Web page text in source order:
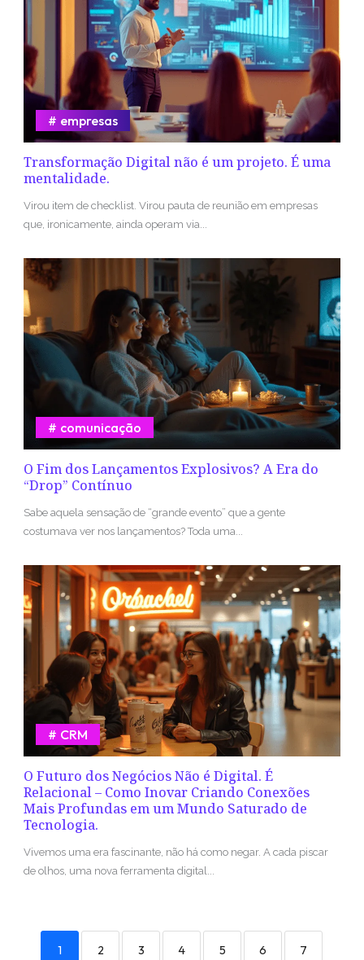
Transformação Digital não é um projeto. É uma
mentalidade.
empresas
Virou item de checklist. Virou pauta de reunião em empresas
que, ironicamente, ainda operam via...
O Fim dos Lançamentos Explosivos? A Era do
“Drop” Contínuo
comunicação
Sabe aquela sensação de “grande evento” que a gente
costumava ver nos lançamentos? Toda uma...
O Futuro dos Negócios Não é Digital. É
Relacional – Como Inovar Criando Conexões
Mais Profundas em um Mundo Saturado de
Tecnologia.
CRM
Vivemos uma era fascinante, não há como negar. A cada piscar
de olhos, uma nova ferramenta digital...
1 2 3 4 5 6 7